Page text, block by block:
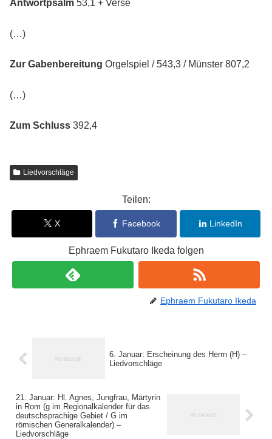
Antwortpsalm 53,1 + Verse
(…)
Zur Gabenbereitung Orgelspiel / 543,3 / Münster 807,2
(…)
Zum Schluss 392,4
Liedvorschläge
Teilen:
X Facebook LinkedIn
Ephraem Fukutaro Ikeda folgen
Ephraem Fukutaro Ikeda
6. Januar: Erscheinung des Herrn (H) –
Liedvorschläge
21. Januar: Hl. Agnes, Jungfrau, Märtyrin
in Rom (g im Regionalkalender für das
deutschsprachige Gebiet / G im
römischen Generalkalender) –
Liedvorschläge